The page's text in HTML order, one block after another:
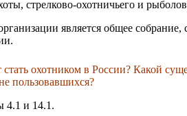
стрелково-охотничьего и
является общее
охотником в России? Какой
пользовавшихся?
4.1 и 14.1.